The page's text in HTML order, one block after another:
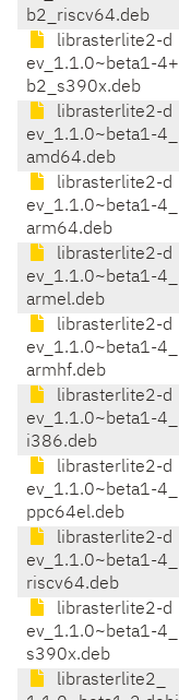
b2_riscv64.deb
librasterlite2-d
ev_1.1.0~beta1-4+
b2_s390x.deb
librasterlite2-d
ev_1.1.0~beta1-4_
amd64.deb
librasterlite2-d
ev_1.1.0~beta1-4_
arm64.deb
librasterlite2-d
ev_1.1.0~beta1-4_
armel.deb
librasterlite2-d
ev_1.1.0~beta1-4_
armhf.deb
librasterlite2-d
ev_1.1.0~beta1-4_
i386.deb
librasterlite2-d
ev_1.1.0~beta1-4_
ppc64el.deb
librasterlite2-d
ev_1.1.0~beta1-4_
riscv64.deb
librasterlite2-d
ev_1.1.0~beta1-4_
s390x.deb
librasterlite2_